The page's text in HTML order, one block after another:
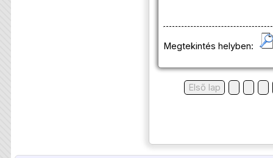
Megtekintés helyben:
Első lap